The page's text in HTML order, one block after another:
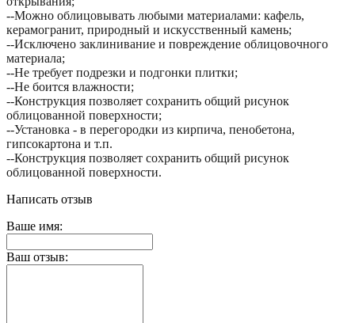
--Можно облицовывать любыми материалами: кафель,
керамогранит, природный и искусственный камень;
--Исключено заклинивание и повреждение облицовочного
материала;
--Не требует подрезки и подгонки плитки;
--Не боится влажности;
--Конструкция позволяет сохранить общий рисунок
облицованной поверхности;
--Установка - в перегородки из кирпича, пенобетона,
гипсокартона и т.п.
--Конструкция позволяет сохранить общий рисунок
облицованной поверхности.
Написать отзыв
Ваше имя:
Ваш отзыв: